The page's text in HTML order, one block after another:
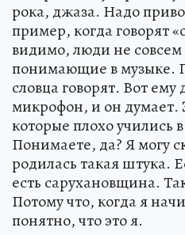
рока, джаза. Надо
пример, когда говорят
видимо, люди не
понимающие в музыке.
словца говорят. Вот
микрофон, и он думает.
которые плохо учились
Понимаете, да? Я могу
родилась такая штука.
есть сарухановщина.
Потому что, когда я
понятно, что это я.